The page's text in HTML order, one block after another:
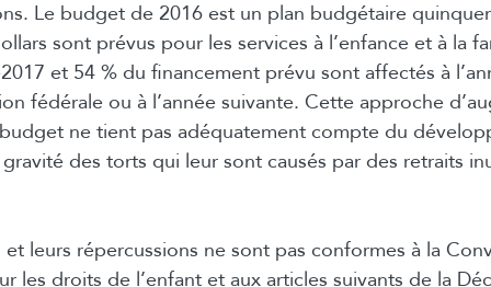
Le budget de 2016 est un plan budgétaire
sont prévus pour les services à l’enfance et à la
et 54 % du financement prévu sont affectés à
fédérale ou à l’année suivante. Cette approche
ne tient pas adéquatement compte du
des torts qui leur sont causés par des retraits
et leurs répercussions ne sont pas conformes à la
les droits de l’enfant et aux articles suivants de la